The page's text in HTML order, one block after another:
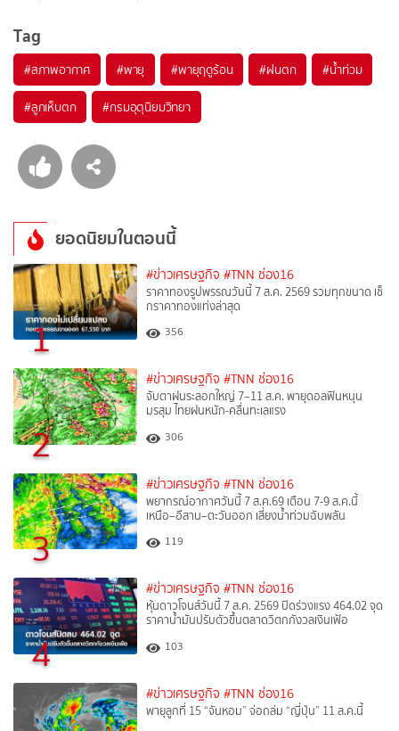
Tag
#สภาพอากาศ #พายุ #พายุฤดูร้อน #ฝนตก #น้ำท่วม
#ลูกเห็บตก #กรมอุตุนิยมวิทยา
ยอดนิยมในตอนนี้
1
#ข่าวเศรษฐกิจ #TNN ช่อง16
ราคาทองรูปพรรณวันนี้ 7 ส.ค. 2569 รวมทุกขนาด เช็
กราคาทองแท่งล่าสุด
356
2
#ข่าวเศรษฐกิจ #TNN ช่อง16
จับตาฝนระลอกใหญ่ 7–11 ส.ค. พายุดอลฟินหนุน
มรสุม ไทยฝนหนัก-คลื่นทะเลแรง
306
3
#ข่าวเศรษฐกิจ #TNN ช่อง16
พยากรณ์อากาศวันนี้ 7 ส.ค.69 เตือน 7-9 ส.ค.นี้
เหนือ–อีสาน–ตะวันออก เสี่ยงน้ำท่วมฉับพลัน
119
4
#ข่าวเศรษฐกิจ #TNN ช่อง16
หุ้นดาวโจนส์วันนี้ 7 ส.ค. 2569 ปิดร่วงแรง 464.02 จุด
ราคาน้ำมันปรับตัวขึ้นตลาดวิตกกังวลเงินเฟ้อ
103
#ข่าวเศรษฐกิจ #TNN ช่อง16
พายุลูกที่ 15 “จันหอม” จ่อถล่ม “ญี่ปุ่น” 11 ส.ค.นี้